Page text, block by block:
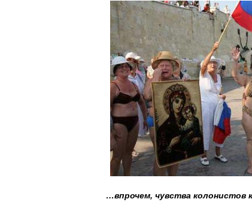
…впрочем, чувства колонистов